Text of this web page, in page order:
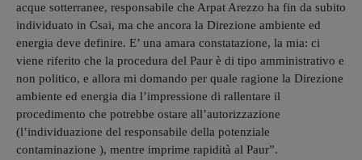
acque sotterranee, responsabile che Arpat Arezzo ha fin da subito
individuato in Csai, ma che ancora la Direzione ambiente ed
energia deve definire. E’ una amara constatazione, la mia: ci
viene riferito che la procedura del Paur è di tipo amministrativo e
non politico, e allora mi domando per quale ragione la Direzione
ambiente ed energia dia l’impressione di rallentare il
procedimento che potrebbe ostare all’autorizzazione
(l’individuazione del responsabile della potenziale
contaminazione ), mentre imprime rapidità al Paur”.